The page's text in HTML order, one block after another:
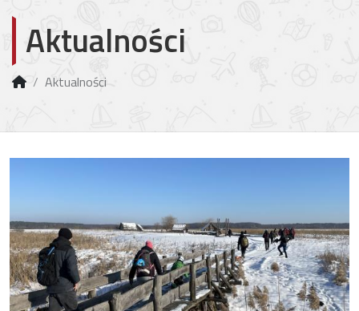
Aktualności
Aktualności